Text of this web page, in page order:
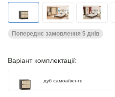
Попереднє замовлення 5 днів
Варіант комплектації:
дуб самоа/венге